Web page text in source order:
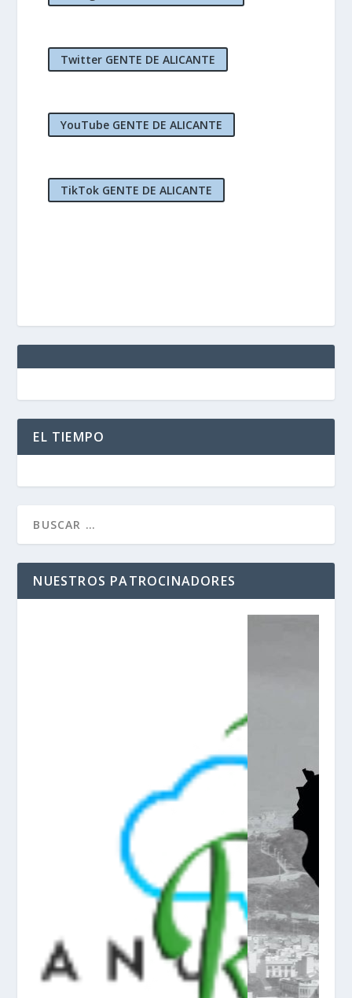
Twitter GENTE DE ALICANTE
YouTube GENTE DE ALICANTE
TikTok GENTE DE ALICANTE
EL TIEMPO
NUESTROS PATROCINADORES